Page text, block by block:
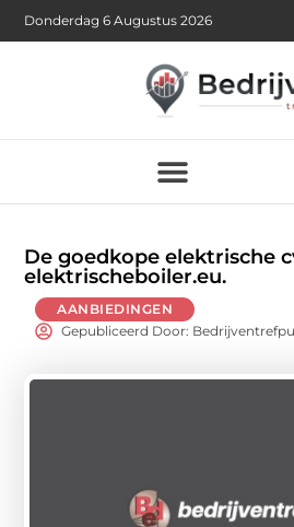
Donderdag 6 Augustus 2026
De goedkope elektrische
elektrischeboiler.eu.
AANBIEDINGEN
Gepubliceerd Door: